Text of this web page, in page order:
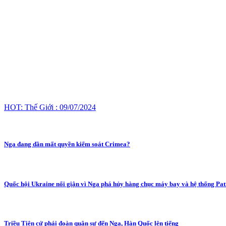
HOT: Thế Giới : 09/07/2024
Nga đang dần mất quyền kiểm soát Crimea?
Quốc hội Ukraine nổi giận vì Nga phá hủy hàng chục máy bay và hệ thống
Triều Tiên cử phái đoàn quân sự đến Nga, Hàn Quốc lên tiếng